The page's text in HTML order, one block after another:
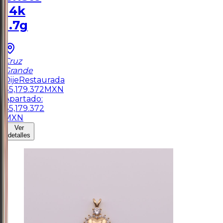
14k
1.7g
Cruz
Grande
Dije Restaurada
$5,179.372 MXN
Apartado:
$5,179.372
MXN
Ver
detalles